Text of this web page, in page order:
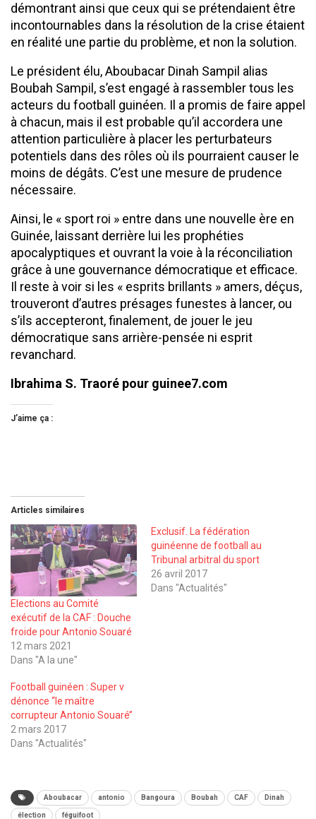
démontrant ainsi que ceux qui se prétendaient être
incontournables dans la résolution de la crise étaient
en réalité une partie du problème, et non la solution.
Le président élu, Aboubacar Dinah Sampil alias
Boubah Sampil, s’est engagé à rassembler tous les
acteurs du football guinéen. Il a promis de faire appel
à chacun, mais il est probable qu’il accordera une
attention particulière à placer les perturbateurs
potentiels dans des rôles où ils pourraient causer le
moins de dégâts. C’est une mesure de prudence
nécessaire.
Ainsi, le « sport roi » entre dans une nouvelle ère en
Guinée, laissant derrière lui les prophéties
apocalyptiques et ouvrant la voie à la réconciliation
grâce à une gouvernance démocratique et efficace.
Il reste à voir si les « esprits brillants » amers, déçus,
trouveront d’autres présages funestes à lancer, ou
s’ils accepteront, finalement, de jouer le jeu
démocratique sans arrière-pensée ni esprit
revanchard.
Ibrahima S. Traoré pour guinee7.com
J’aime ça :
Articles similaires
Elections au Comité
exécutif de la CAF : Douche
froide pour Antonio Souaré
12 mars 2021
Dans "A la une"
Exclusif. La fédération
guinéenne de football au
Tribunal arbitral du sport
26 avril 2017
Dans "Actualités"
Football guinéen : Super v
dénonce ‘‘le maître
corrupteur Antonio Souaré’’
2 mars 2017
Dans "Actualités"
Aboubacar antonio Bangoura Boubah CAF Dinah
élection féguifoot